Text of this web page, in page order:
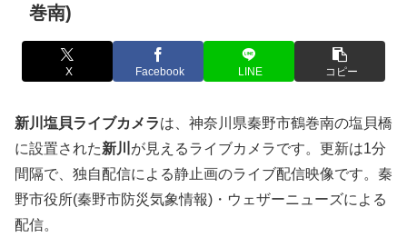
巻南)
X Facebook LINE コピー
新川塩貝ライブカメラは、神奈川県秦野市鶴巻南の塩貝橋
に設置された新川 が見えるライブカメラです。更新は1分
間隔で、独自配信による静止画のライブ配信映像です。秦
野市役所(秦野市防災気象情報)・ウェザーニューズによる
配信。